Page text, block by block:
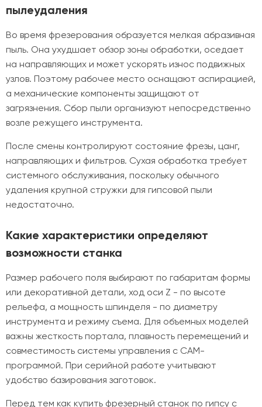
пылеудаления
Во время фрезерования образуется мелкая абразивная
пыль. Она ухудшает обзор зоны обработки, оседает
на направляющих и может ускорять износ подвижных
узлов. Поэтому рабочее место оснащают аспирацией,
а механические компоненты защищают от
загрязнения. Сбор пыли организуют непосредственно
возле режущего инструмента.
После смены контролируют состояние фрезы, цанг,
направляющих и фильтров. Сухая обработка требует
системного обслуживания, поскольку обычного
удаления крупной стружки для гипсовой пыли
недостаточно.
Какие характеристики определяют
возможности станка
Размер рабочего поля выбирают по габаритам формы
или декоративной детали, ход оси Z - по высоте
рельефа, а мощность шпинделя - по диаметру
инструмента и режиму съема. Для объемных моделей
важны жесткость портала, плавность перемещений и
совместимость системы управления с CAM-
программой. При серийной работе учитывают
удобство базирования заготовок.
Перед тем как купить фрезерный станок по гипсу с